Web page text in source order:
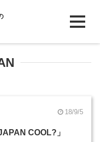
18/9/5
COOL?」